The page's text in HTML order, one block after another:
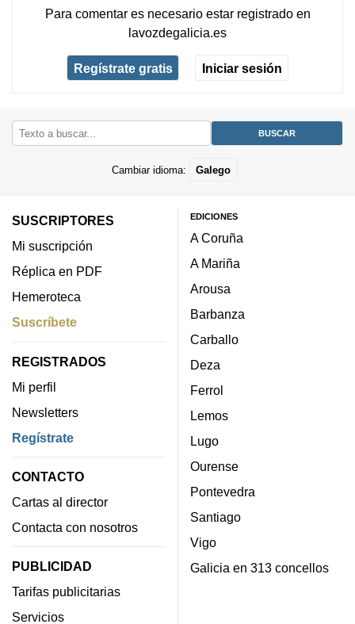
Para comentar es necesario estar registradoen
lavozdegalicia.es
Regístrate gratis Iniciar sesión
Cambiar idioma: Galego
SUSCRIPTORES
Mi suscripción
Réplica en PDF
Hemeroteca
Suscríbete
REGISTRADOS
Mi perfil
Newsletters
Regístrate
CONTACTO
Cartas al director
Contacta con nosotros
PUBLICIDAD
Tarifas publicitarias
Servicios
EDICIONES
A Coruña
A Mariña
Arousa
Barbanza
Carballo
Deza
Ferrol
Lemos
Lugo
Ourense
Pontevedra
Santiago
Vigo
Galicia en 313 concellos